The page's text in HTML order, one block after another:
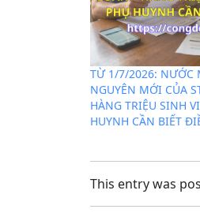
TỪ 1/7/2026: NƯỚC
NGUYÊN MỚI CỦA
HÀNG TRIỆU SINH
HUYNH CẦN BIẾT
This entry was